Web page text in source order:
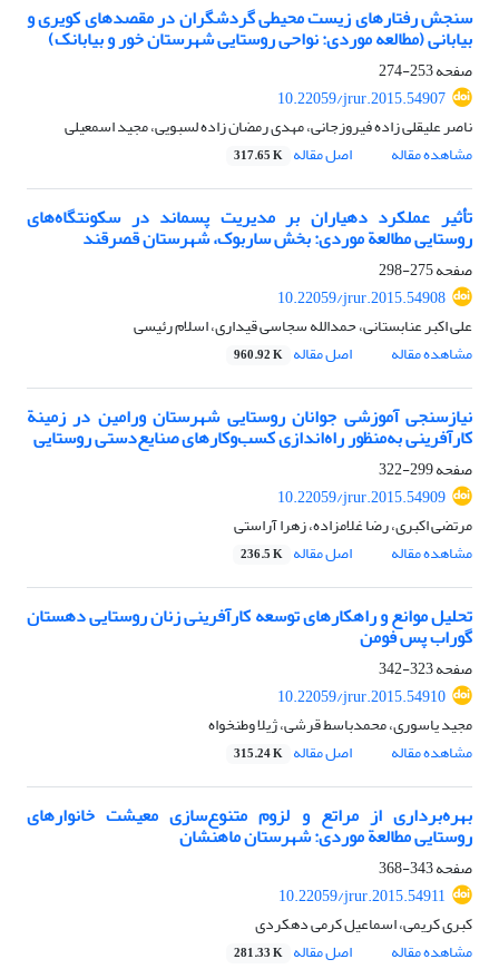
سنجش رفتارهای زیست محیطی گردشگران در مقصدهای کویری و
بیابانی (مطالعه موردی: نواحی روستایی شهرستان خور و بیابانک)
صفحه253-274
10.22059/jrur.2015.54907
ناصر علیقلی زاده فیروزجانی، مهدی رمضان زاده لسبویی، مجید اسمعیلی
مشاهده مقاله
اصل مقاله 317.65 K
تأثیر عملکرد دهیاران بر مدیریت پسماند در سکونتگاه‌های
روستایی مطالعة موردی: بخش ساربوک، شهرستان قصرقند
صفحه275-298
10.22059/jrur.2015.54908
علی اکبر عنابستانی، حمدالله سجاسی قیداری، اسلام رئیسی
مشاهده مقاله
اصل مقاله 960.92 K
نیازسنجی آموزشی جوانان روستایی شهرستان ورامین در زمینة
کارآفرینی به‌منظور راه‌اندازی کسب‌و‌کارهای صنایع‌دستی روستایی
صفحه299-322
10.22059/jrur.2015.54909
مرتضی اکبری، رضا غلامزاده، زهرا آراستی
مشاهده مقاله
اصل مقاله 236.5 K
تحلیل موانع و راهکارهای توسعه‏ کارآفرینی زنان روستایی دهستان
گوراب ‏پس فومن
صفحه323-342
10.22059/jrur.2015.54910
مجید یاسوری، محمدباسط قرشی، ژیلا وطنخواه
مشاهده مقاله
اصل مقاله 315.24 K
بهره‌برداری از مراتع و لزوم متنوع‌سازی معیشت خانوارهای
روستایی مطالعة موردی: شهرستان ماهنشان
صفحه343-368
10.22059/jrur.2015.54911
کبری کریمی، اسماعیل کرمی دهکردی
مشاهده مقاله
اصل مقاله 281.33 K